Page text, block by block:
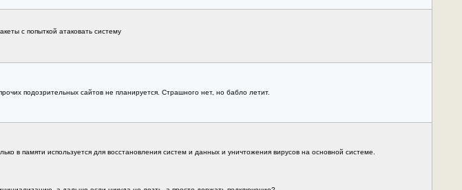
с попыткой атаковать систему
подозрительных сайтов не планируется. Страшного нет, но бабло летит.
в памяти используется для восстановления систем и данных и уничтожения вирусов на основной системе.